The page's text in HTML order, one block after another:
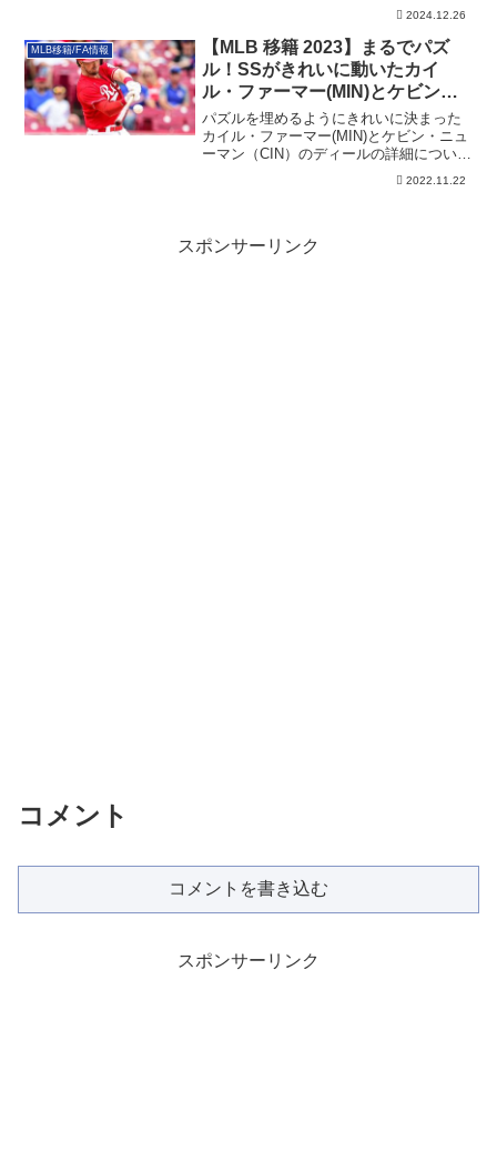
2024.12.26
MLB移籍/FA情報
【MLB 移籍 2023】まるでパズ
ル！SSがきれいに動いたカイ
ル・ファーマー(MIN)とケビン・
ニューマン（CIN）のディールに
ついて
パズルを埋めるようにきれいに決まった
カイル・ファーマー(MIN)とケビン・ニュ
ーマン（CIN）のディールの詳細について
2022.11.22
スポンサーリンク
コメント
コメントを書き込む
スポンサーリンク